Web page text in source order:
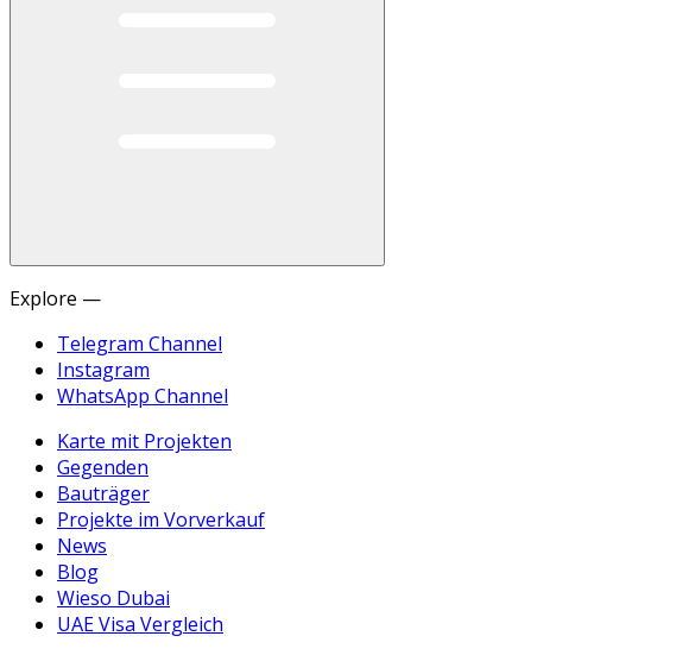
Explore —
Telegram Channel
Instagram
WhatsApp Channel
Karte mit Projekten
Gegenden
Bauträger
Projekte im Vorverkauf
News
Blog
Wieso Dubai
UAE Visa Vergleich